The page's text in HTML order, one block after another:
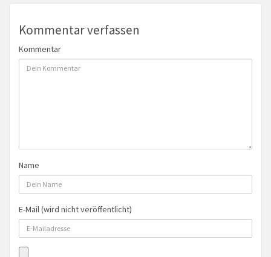
Kommentar verfassen
Kommentar
Name
E-Mail (wird nicht veröffentlicht)